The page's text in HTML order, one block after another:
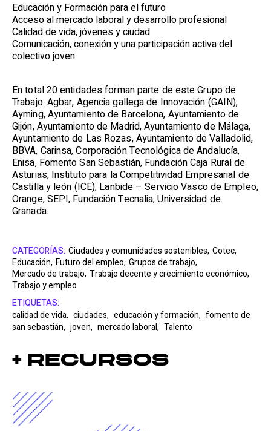
Educación y Formación para el futuro
Acceso al mercado laboral y desarrollo profesional
Calidad de vida, jóvenes y ciudad
Comunicación, conexión y una participación activa del
colectivo joven
En total 20 entidades forman parte de este Grupo de
Trabajo: Agbar, Agencia gallega de Innovación (GAIN),
Ayming, Ayuntamiento de Barcelona, Ayuntamiento de
Gijón, Ayuntamiento de Madrid, Ayuntamiento de Málaga,
Ayuntamiento de Las Rozas, Ayuntamiento de Valladolid,
BBVA, Carinsa, Corporación Tecnológica de Andalucía,
Enisa, Fomento San Sebastián, Fundación Caja Rural de
Asturias, Instituto para la Competitividad Empresarial de
Castilla y león (ICE), Lanbide – Servicio Vasco de Empleo,
Orange, SEPI, Fundación Tecnalia, Universidad de
Granada.
CATEGORÍAS: Ciudades y comunidades sostenibles, Cotec,
Educación, Futuro del empleo, Grupos de trabajo,
Mercado de trabajo, Trabajo decente y crecimiento económico,
Trabajo y empleo
ETIQUETAS:
calidad de vida, ciudades, educación y formación, fomento de
san sebastián, joven, mercado laboral, Talento
+ Recursos